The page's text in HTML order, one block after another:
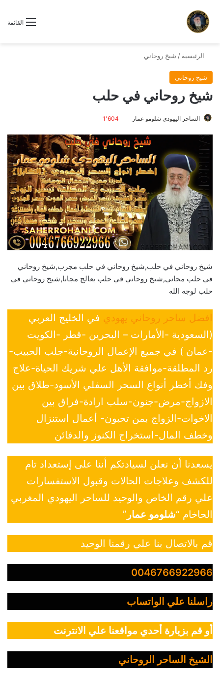
القائمة
الرئيسية / شيخ روحاني
شيخ روحاني
شيخ روحاني في حلب
الساحر اليهودي شلومو عمار 1٬604
شيخ روحاني في حلب,شيخ روحاني في حلب مجرب,شيخ روحاني
في حلب مجاني,شيخ روحاني في حلب يعالج مجانا,شيخ روحاني في
حلب لوجه الله
افضل ساحر روحاني يهودي في الخليج العربي
(السعودية -الأمارات – البحرين -قطر -الكويت
-عمان ) في جميع الإعمال الروحانية-جلب الحبيب-
رد المطلقة-موافقة الأهل علي شريك الحياة-علاج
وفك أخطر أنواع السحر السفلي الأسود-طلاق بين
الازواج-مرض-جنون-سلب ارادة-فراق بين
الاخوات-الزواج بمن تحبون- أعمال استنزال
وخطف المال-استخراج الكنوز والدفائن
يسعدنا أن نعلن لسيادتكم أننا على إستعداد تام
للكشف وعلاجات الحالات وقبول الاستفسارات
علي رقم الخاص والوحيد للساحر اليهودي المغربي
الحاخام “شلومو عمار ”
قم بالاتصال بنا علي رقمنا الوحيد
0046766922966
راسلنا علي الواتساب
أو قم بزيارة أحدي مواقعنا علي الانترنت
الشيخ الساحر الروحاني